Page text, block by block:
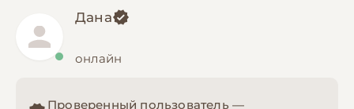
Дана
онлайн
Проверенный пользователь —